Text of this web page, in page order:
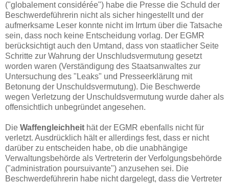
("globalement considérée") habe die Presse die Schuld der
Beschwerdeführerin nicht als sicher hingestellt und der
aufmerksame Leser konnte nicht im Irrtum über die Tatsache
sein, dass noch keine Entscheidung vorlag. Der EGMR
berücksichtigt auch den Umtand, dass von staatlicher Seite
Schritte zur Wahrung der Unschludsvermutung gesetzt
worden waren (Verständigung des Staatsanwaltes zur
Untersuchung des "Leaks" und Presseerklärung mit
Betonung der Unschuldsvermutung). Die Beschwerde
wegen Verletzung der Unschuldsvermutung wurde daher als
offensichtlich unbegründet angesehen.
Die Waffengleichheit hät der EGMR ebenfalls nicht für
verletzt. Ausdrücklich hält er allerdings fest, dass er nicht
darüber zu entscheiden habe, ob die unabhängige
Verwaltungsbehörde als Vertreterin der Verfolgungsbehörde
("administration poursuivante") anzusehen sei. Die
Beschwerdeführerin habe nicht dargelegt, dass die Vertreter